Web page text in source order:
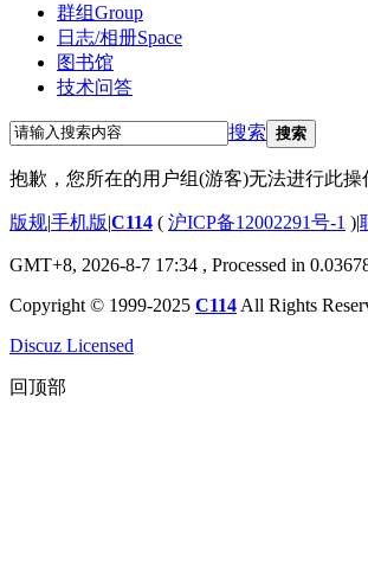
群组Group
日志/相册Space
图书馆
技术问答
搜索 搜索
抱歉，您所在的用户组(游客)无法进行此操
版规|手机版|C114 ( 沪ICP备12002291号-1 )|
GMT+8, 2026-8-7 17:34 , Processed in
Copyright © 1999-2025 C114 All Rights
Discuz Licensed
回顶部